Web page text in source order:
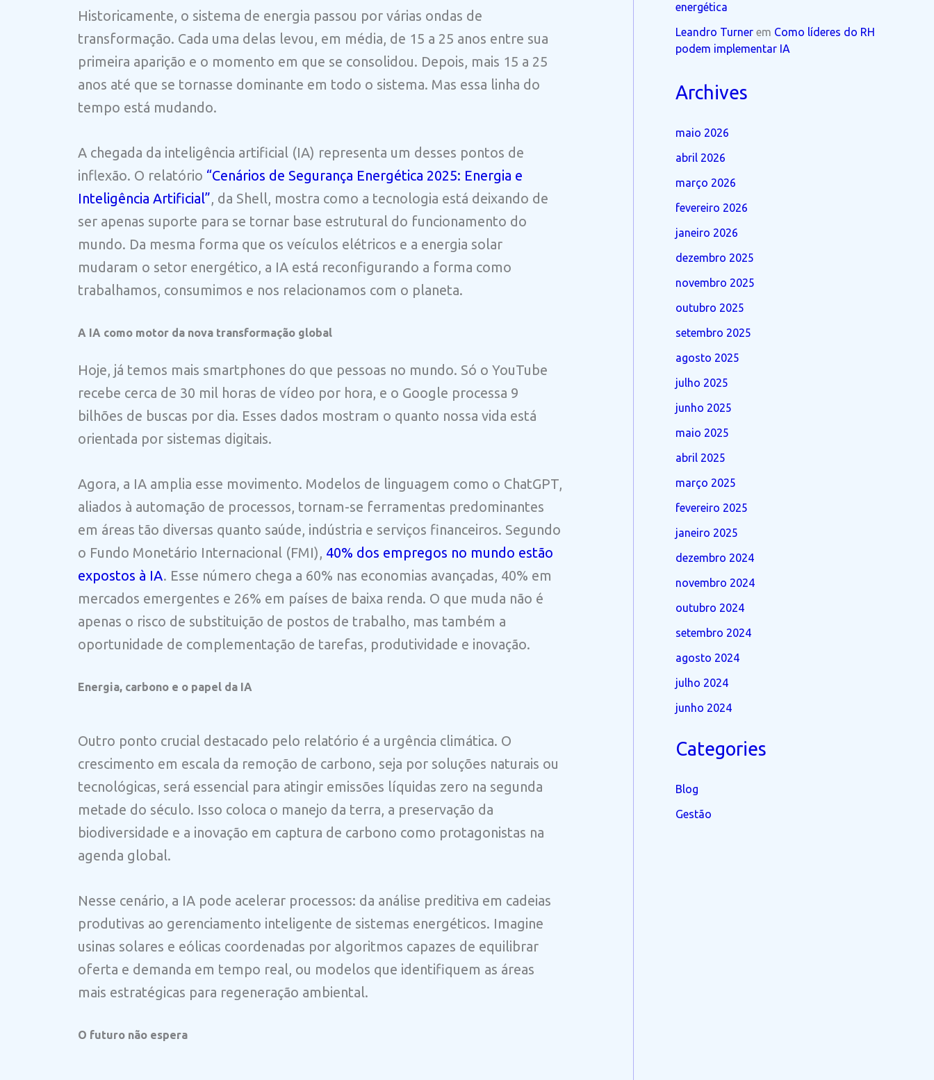
Historicamente, o sistema de energia passou por várias ondas de
transformação. Cada uma delas levou, em média, de 15 a 25 anos entre sua
primeira aparição e o momento em que se consolidou. Depois, mais 15 a 25
anos até que se tornasse dominante em todo o sistema. Mas essa linha do
tempo está mudando.
A chegada da inteligência artificial (IA) representa um desses pontos de
inflexão. O relatório “Cenários de Segurança Energética 2025: Energia e
Inteligência Artificial”, da Shell, mostra como a tecnologia está deixando de
ser apenas suporte para se tornar base estrutural do funcionamento do
mundo. Da mesma forma que os veículos elétricos e a energia solar
mudaram o setor energético, a IA está reconfigurando a forma como
trabalhamos, consumimos e nos relacionamos com o planeta.
A IA como motor da nova transformação global
Hoje, já temos mais smartphones do que pessoas no mundo. Só o YouTube
recebe cerca de 30 mil horas de vídeo por hora, e o Google processa 9
bilhões de buscas por dia. Esses dados mostram o quanto nossa vida está
orientada por sistemas digitais.
Agora, a IA amplia esse movimento. Modelos de linguagem como o ChatGPT,
aliados à automação de processos, tornam-se ferramentas predominantes
em áreas tão diversas quanto saúde, indústria e serviços financeiros. Segundo
o Fundo Monetário Internacional (FMI), 40% dos empregos no mundo estão
expostos à IA. Esse número chega a 60% nas economias avançadas, 40% em
mercados emergentes e 26% em países de baixa renda. O que muda não é
apenas o risco de substituição de postos de trabalho, mas também a
oportunidade de complementação de tarefas, produtividade e inovação.
Energia, carbono e o papel da IA
Outro ponto crucial destacado pelo relatório é a urgência climática. O
crescimento em escala da remoção de carbono, seja por soluções naturais ou
tecnológicas, será essencial para atingir emissões líquidas zero na segunda
metade do século. Isso coloca o manejo da terra, a preservação da
biodiversidade e a inovação em captura de carbono como protagonistas na
agenda global.
Nesse cenário, a IA pode acelerar processos: da análise preditiva em cadeias
produtivas ao gerenciamento inteligente de sistemas energéticos. Imagine
usinas solares e eólicas coordenadas por algoritmos capazes de equilibrar
oferta e demanda em tempo real, ou modelos que identifiquem as áreas
mais estratégicas para regeneração ambiental.
O futuro não espera
energética
Leandro Turner em Como líderes do RH
podem implementar IA
Archives
maio 2026
abril 2026
março 2026
fevereiro 2026
janeiro 2026
dezembro 2025
novembro 2025
outubro 2025
setembro 2025
agosto 2025
julho 2025
junho 2025
maio 2025
abril 2025
março 2025
fevereiro 2025
janeiro 2025
dezembro 2024
novembro 2024
outubro 2024
setembro 2024
agosto 2024
julho 2024
junho 2024
Categories
Blog
Gestão